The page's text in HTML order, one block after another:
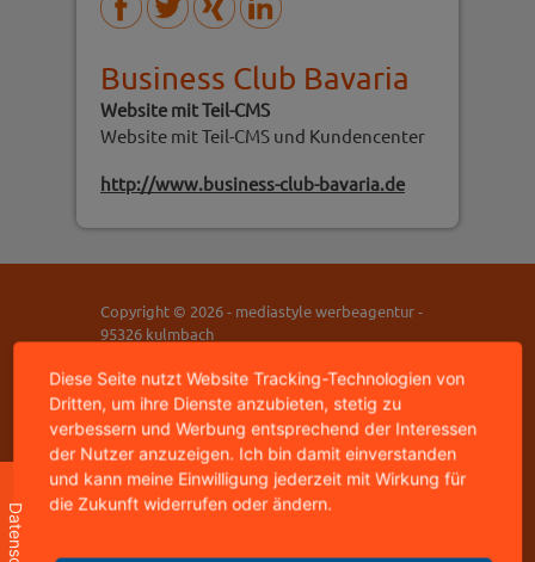
Business Club Bavaria
Website mit Teil-CMS
Website mit Teil-CMS und Kundencenter
http://www.business-club-bavaria.de
Copyright © 2026 - mediastyle werbeagentur -
95326 kulmbach
mediastyle werbeagentur
inhaber: jürgen stündl
buchbindergasse 4
95326 kulmbach
Diese Seite nutzt Website Tracking-Technologien von
Dritten, um ihre Dienste anzubieten, stetig zu
verbessern und Werbung entsprechend der Interessen
der Nutzer anzuzeigen. Ich bin damit einverstanden
und kann meine Einwilligung jederzeit mit Wirkung für
die Zukunft widerrufen oder ändern.